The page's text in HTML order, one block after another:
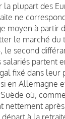
plupart des
ne
moyen à partir
le marché du
le second
salariés partent
fixé dans leur
en Allemagne
où,
nettement
à la